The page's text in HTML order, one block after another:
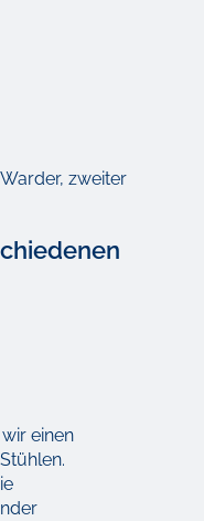
zweiter
einen